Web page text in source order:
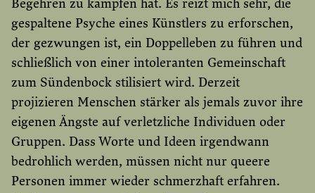
Begehren zu kämpfen hat. Es reizt mich sehr, die
gespaltene Psyche eines Künstlers zu erforschen,
der gezwungen ist, ein Doppelleben zu führen und
schließlich von einer intoleranten Gemeinschaft
zum Sündenbock stilisiert wird. Derzeit
projizieren Menschen stärker als jemals zuvor ihre
eigenen Ängste auf verletzliche Individuen oder
Gruppen. Dass Worte und Ideen irgendwann
bedrohlich werden, müssen nicht nur queere
Personen immer wieder schmerzhaft erfahren.